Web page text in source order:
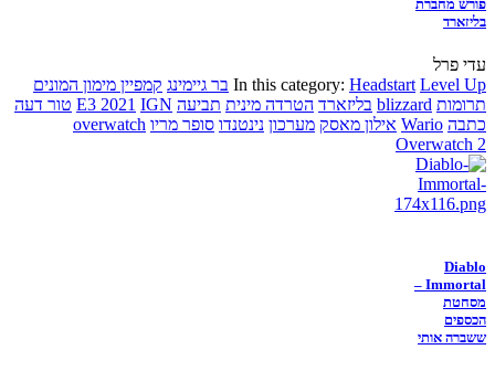
פורש מחברת
בליזארד
עדי פרל
In this category: Headstart Level Up בר גיימינג קמפיין מימון המונים
תרומות blizzard בליזארד הטרדה מינית תביעה E3 2021 IGN
טור דעה
כתבה Wario אילון מאסק מערכון נינטנדו סופר מריו overwatch
Overwatch 2
Diablo
Immortal –
מסחטת
הכספים
ששברה אותי